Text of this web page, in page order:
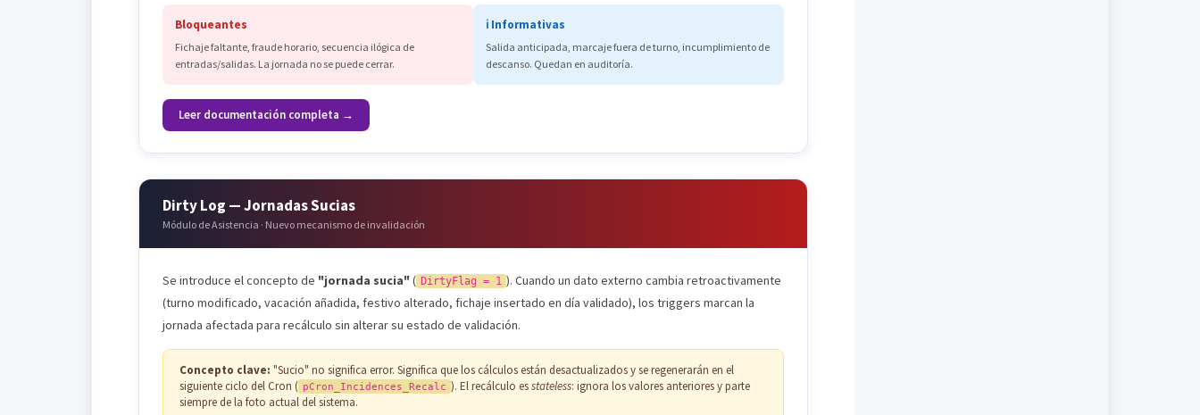
Bloqueantes
Fichaje faltante, fraude horario, secuencia ilógica de
entradas/salidas. La jornada no se puede cerrar.
ℹ️ Informativas
Salida anticipada, marcaje fuera de turno, incumplimiento de
descanso. Quedan en auditoría.
Leer documentación completa →
Dirty Log — Jornadas Sucias
Módulo de Asistencia · Nuevo mecanismo de invalidación
Se introduce el concepto de "jornada sucia" ( DirtyFlag = 1 ). Cuando un dato externo cambia retroactivamente
(turno modificado, vacación añadida, festivo alterado, fichaje insertado en día validado), los triggers marcan la
jornada afectada para recálculo sin alterar su estado de validación.
Concepto clave: "Sucio" no significa error. Significa que los cálculos están desactualizados y se regenerarán en el
siguiente ciclo del Cron ( pCron_Incidences_Recalc ). El recálculo esstateless: ignora los valores anteriores y parte
siempre de la foto actual del sistema.